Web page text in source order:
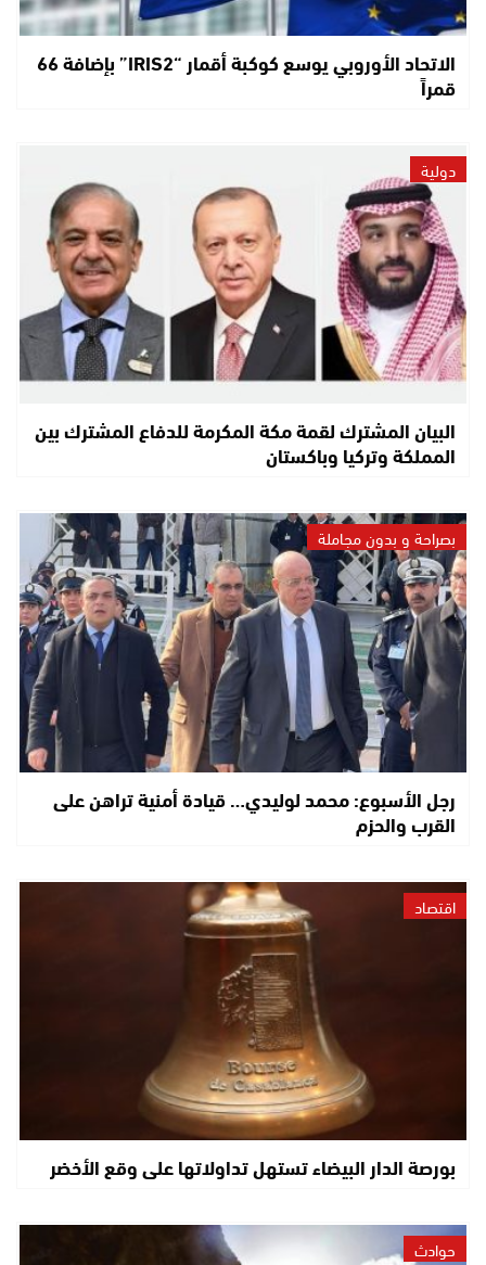
الاتحاد الأوروبي يوسع كوكبة أقمار “IRIS2” بإضافة 66
قمراً
دولية
البيان المشترك لقمة مكة المكرمة للدفاع المشترك بين
المملكة وتركيا وباكستان
بصراحة و بدون مجاملة
رجل الأسبوع: محمد لوليدي… قيادة أمنية تراهن على
القرب والحزم
اقتصاد
بورصة الدار البيضاء تستهل تداولاتها على وقع الأخضر
حوادث